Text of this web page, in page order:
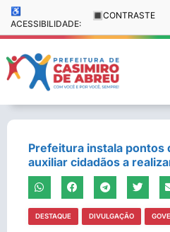
♿
ACESSIBILIDADE:
🔳 CONTRASTE
Prefeitura instala pontos
auxiliar cidadãos a
DESTAQUE DIVULGAÇÃO